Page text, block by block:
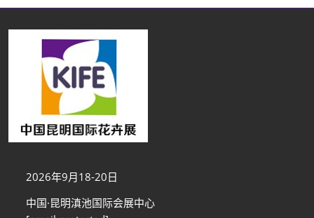
2026年9月18-20日
中国·昆明滇池国际会展中心